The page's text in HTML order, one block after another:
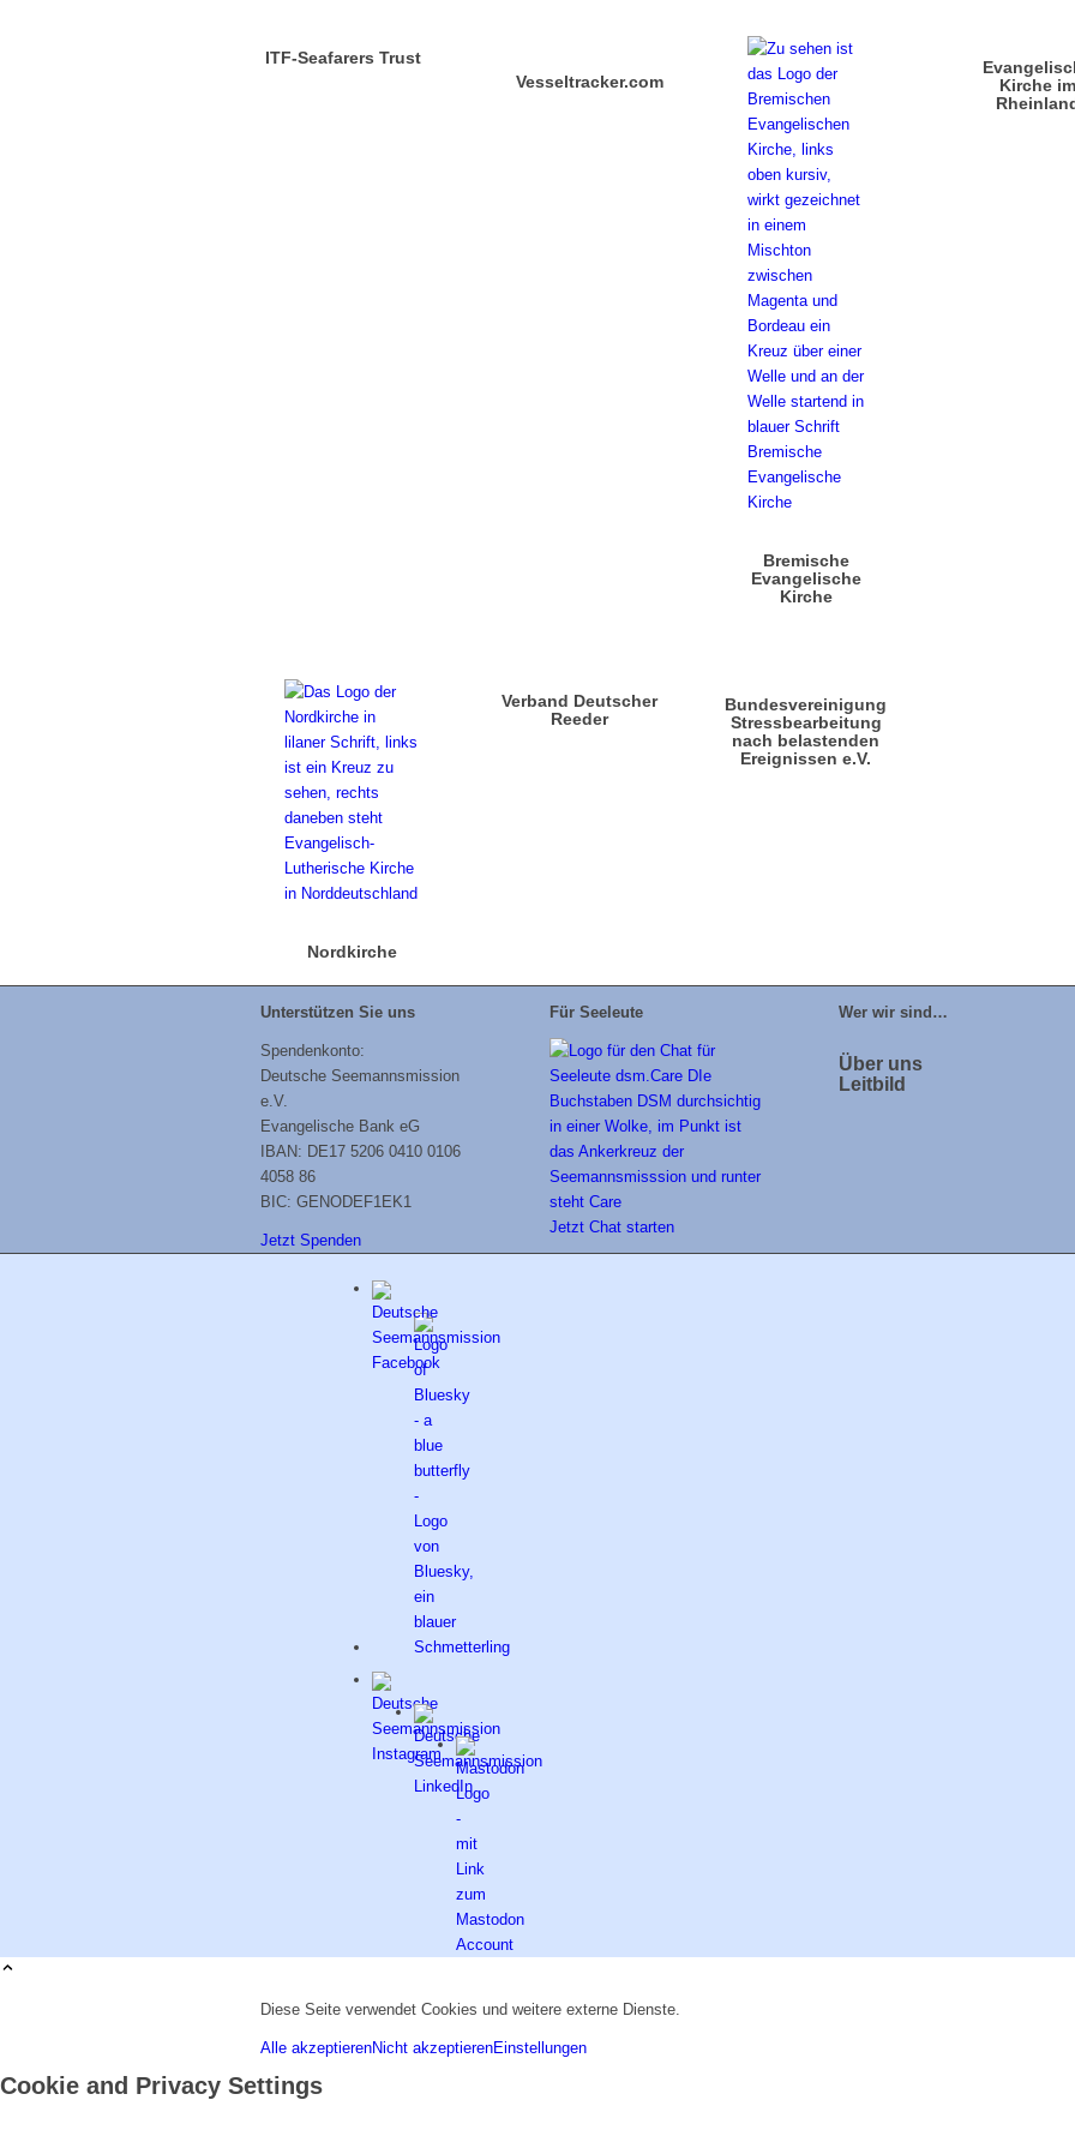
ITF-Seafarers Trust
Vesseltracker.com
Bremische
Evangelische
Kirche
Kirche im
Nordkirche
Verband Deutscher
Reeder
Bundesvereinigung
Stressbearbeitung
nach belastenden
Ereignissen e.V.
Unterstützen Sie uns
Spendenkonto:
Deutsche Seemannsmission
e.V.
Evangelische Bank eG
IBAN: DE17 5206 0410 0106
4058 86
BIC: GENODEF1EK1
Jetzt Spenden
Für Seeleute
Jetzt Chat starten
Wer wir sind…
Über uns
Leitbild
Diese Seite verwendet Cookies und weitere externe Dienste.
Alle akzeptierenNicht akzeptierenEinstellungen
Cookie and Privacy Settings